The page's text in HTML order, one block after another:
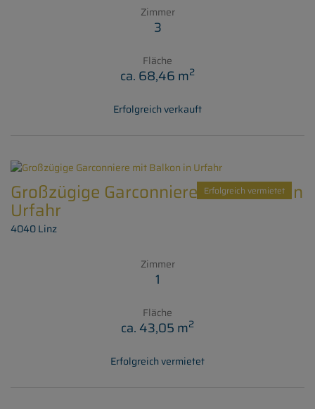
Zimmer
3
Fläche
ca. 68,46 m2
Erfolgreich verkauft
Erfolgreich vermietet
Großzügige Garconniere mit Balkon in
Urfahr
4040 Linz
Zimmer
1
Fläche
ca. 43,05 m2
Erfolgreich vermietet